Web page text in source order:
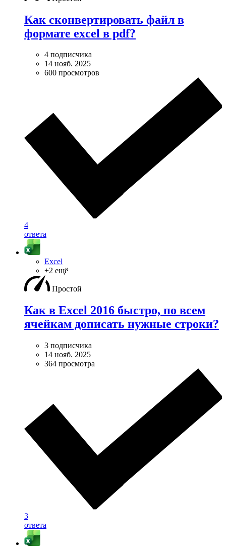
Как сконвертировать файл в
формате excel в pdf?
4 подписчика
14 нояб. 2025
600 просмотров
4
ответа
Excel
+2 ещё
Простой
Как в Excel 2016 быстро, по всем
ячейкам дописать нужные строки?
3 подписчика
14 нояб. 2025
364 просмотра
3
ответа